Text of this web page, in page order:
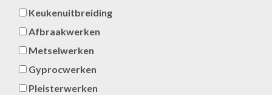
Keukenuitbreiding
Afbraakwerken
Metselwerken
Gyprocwerken
Pleisterwerken